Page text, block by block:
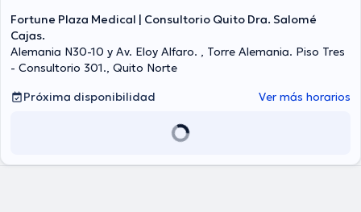
Fortune Plaza Medical | Consultorio Quito Dra. Salomé
Cajas.
Alemania N30-10 y Av. Eloy Alfaro. , Torre Alemania. Piso Tres
- Consultorio 301., Quito Norte
Próxima disponibilidad
Ver más horarios